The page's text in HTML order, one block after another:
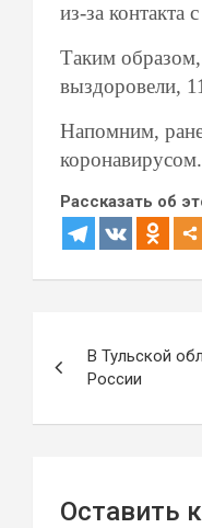
из-за контакта
Таким
выздоровели,
Напомним,
коронавирусом.
Рассказать об
по
записям
В Тульской
России
Оставить